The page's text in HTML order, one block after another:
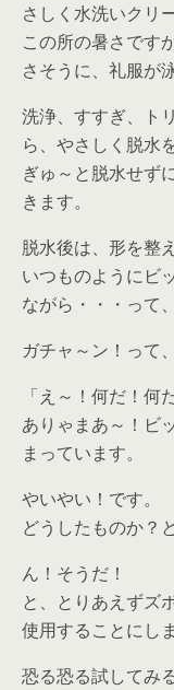
さしく水洗いクリ
この所の暑さです
さそうに、礼服が
洗浄、すすぎ、ト
ら、やさしく脱水
ぎゅ～と脱水せず
きます。
脱水後は、形を整
いつものようにビ
ながら・・・って、
ガチャ～ン！って
「え～！何だ！何
ありゃまあ～！ビ
まっています。
やいやい！です。
どうしたものか？
ん！そうだ！
と、とりあえずズ
使用することにし
恐る恐る試してみる